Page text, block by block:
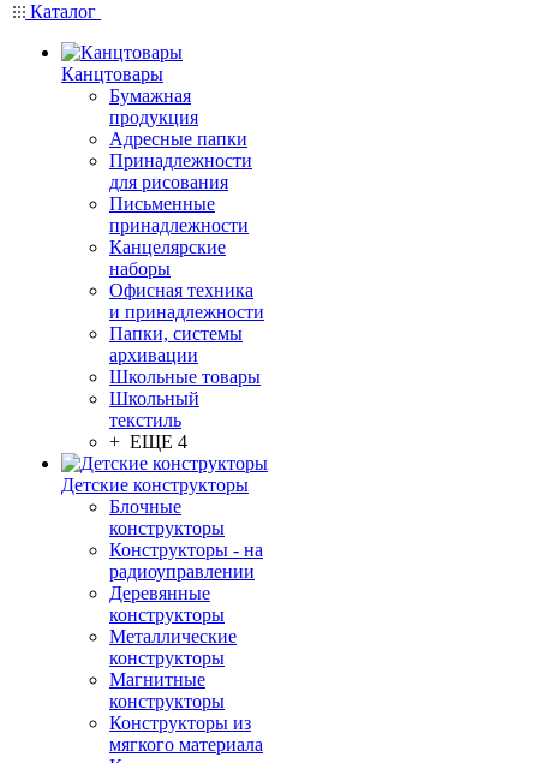
Каталог
Канцтовары
Бумажная
продукция
Адресные папки
Принадлежности
для рисования
Письменные
принадлежности
Канцелярские
наборы
Офисная техника
и принадлежности
Папки, системы
архивации
Школьные товары
Школьный
текстиль
+ ЕЩЕ 4
Детские конструкторы
Блочные
конструкторы
Конструкторы - на
радиоуправлении
Деревянные
конструкторы
Металлические
конструкторы
Магнитные
конструкторы
Конструкторы из
мягкого материала